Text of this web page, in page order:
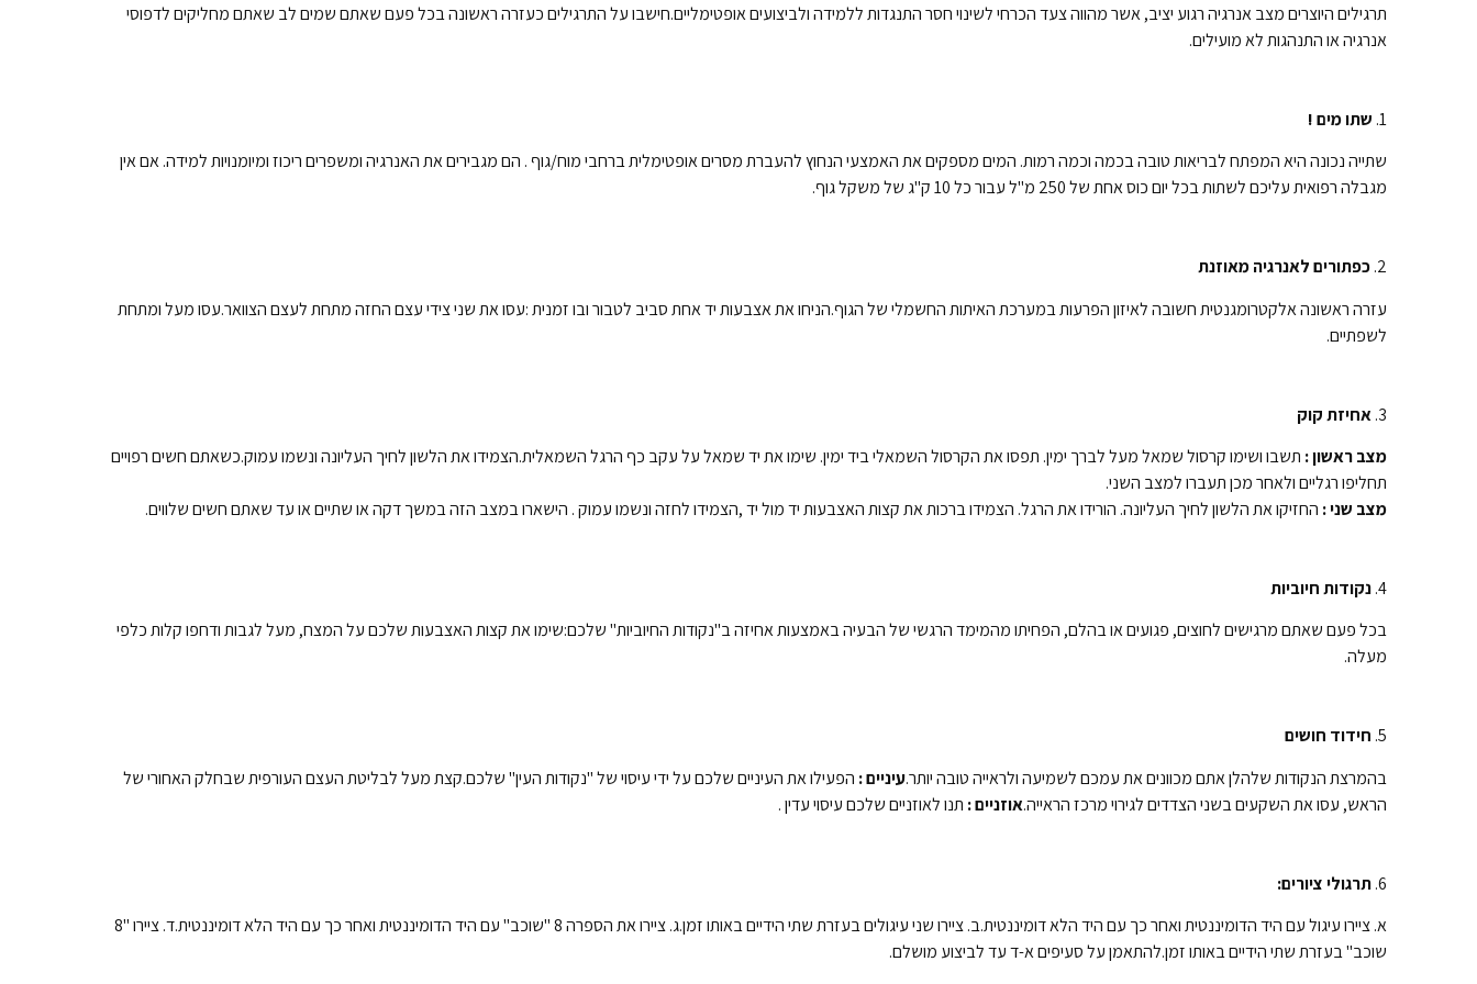
תרגילים היוצרים מצב אנרגיה רגוע יציב, אשר מהווה צעד הכרחי לשינוי חסר התנגדות ללמידה ולביצועים אופטימליים.חישבו על התרגילים כעזרה ראשונה בכל פעם שאתם שמים לב שאתם מחליקים לדפוסי
אנרגיה או התנהגות לא מועילים.
1. שתו מים !
שתייה נכונה היא המפתח לבריאות טובה בכמה וכמה רמות. המים מספקים את האמצעי הנחוץ להעברת מסרים אופטימלית ברחבי מוח/גוף . הם מגבירים את האנרגיה ומשפרים ריכוז ומיומנויות למידה. אם אין
מגבלה רפואית עליכם לשתות בכל יום כוס אחת של 250 מ"ל עבור כל 10 ק"ג של משקל גוף.
2. כפתורים לאנרגיה מאוזנת
עזרה ראשונה אלקטרומגנטית חשובה לאיזון הפרעות במערכת האיתות החשמלי של הגוף.הניחו את אצבעות יד אחת סביב לטבור ובו זמנית :עסו את שני צידי עצם החזה מתחת לעצם הצוואר.עסו מעל ומתחת
לשפתיים.
3. אחיזת קוק
מצב ראשון : תשבו ושימו קרסול שמאל מעל לברך ימין. תפסו את הקרסול השמאלי ביד ימין. שימו את יד שמאל על עקב כף הרגל השמאלית.הצמידו את הלשון לחיך העליונה ונשמו עמוק.כשאתם חשים רפויים
תחליפו רגליים ולאחר מכן תעברו למצב השני.
מצב שני : החזיקו את הלשון לחיך העליונה. הורידו את הרגל. הצמידו ברכות את קצות האצבעות יד מול יד ,הצמידו לחזה ונשמו עמוק . הישארו במצב הזה במשך דקה או שתיים או עד שאתם חשים שלווים.
4. נקודות חיוביות
בכל פעם שאתם מרגישים לחוצים, פגועים או בהלם, הפחיתו מהמימד הרגשי של הבעיה באמצעות אחיזה ב"נקודות החיוביות" שלכם:שימו את קצות האצבעות שלכם על המצח, מעל לגבות ודחפו קלות כלפי
מעלה.
5. חידוד חושים
בהמרצת הנקודות שלהלן אתם מכוונים את עמכם לשמיעה ולראייה טובה יותר.עיניים : הפעילו את העיניים שלכם על ידי עיסוי של "נקודות העין" שלכם.קצת מעל לבליטת העצם העורפית שבחלק האחורי של
הראש, עסו את השקעים בשני הצדדים לגירוי מרכז הראייה.אוזניים : תנו לאוזניים שלכם עיסוי עדין .
6. תרגולי ציורים:
א. ציירו עיגול עם היד הדומיננטית ואחר כך עם היד הלא דומיננטית.ב. ציירו שני עיגולים בעזרת שתי הידיים באותו זמן.ג. ציירו את הספרה 8 "שוכב" עם היד הדומיננטית ואחר כך עם היד הלא דומיננטית.ד. ציירו "8
שוכב" בעזרת שתי הידיים באותו זמן.להתאמן על סעיפים א-ד עד לביצוע מושלם.